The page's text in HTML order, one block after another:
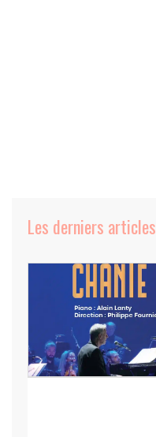
Les derniers articles